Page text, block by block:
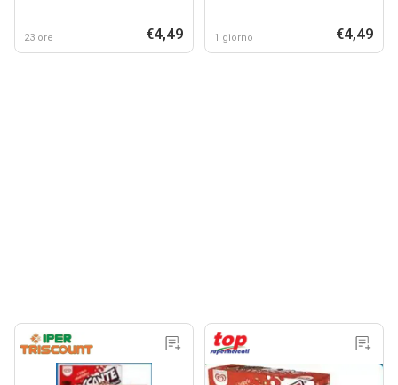
23 ore €4,49 1 giorno €4,49